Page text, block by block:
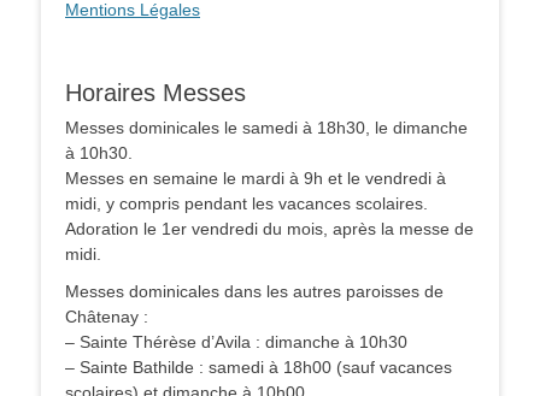
Mentions Légales
Horaires Messes
Messes dominicales le samedi à 18h30, le dimanche
à 10h30.
Messes en semaine le mardi à 9h et le vendredi à
midi, y compris pendant les vacances scolaires.
Adoration le 1er vendredi du mois, après la messe de
midi.
Messes dominicales dans les autres paroisses de
Châtenay :
– Sainte Thérèse d’Avila : dimanche à 10h30
– Sainte Bathilde : samedi à 18h00 (sauf vacances